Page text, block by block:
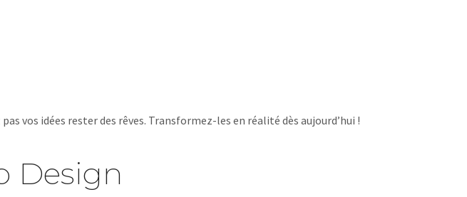
vos idées rester des rêves. Transformez-les en réalité dès aujourd’hui !
Design